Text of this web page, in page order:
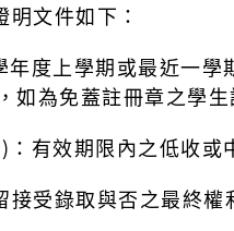
文件如下：
年度上學期或最近一
如為免蓋註冊章之學
有效期限內之低收或
接受錄取與否之最終